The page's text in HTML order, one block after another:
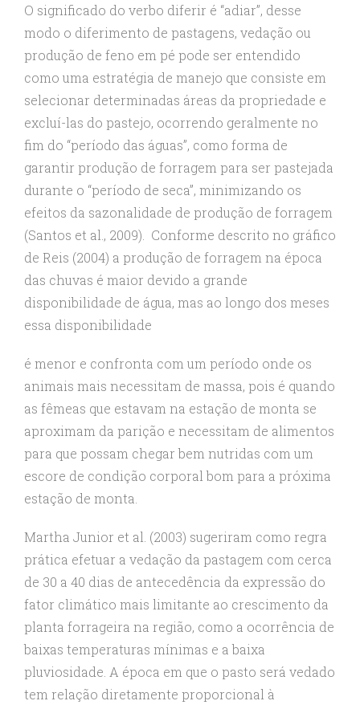
O significado do verbo diferir é “adiar”, desse
modo o diferimento de pastagens, vedação ou
produção de feno em pé pode ser entendido
como uma estratégia de manejo que consiste em
selecionar determinadas áreas da propriedade e
excluí-las do pastejo, ocorrendo geralmente no
fim do “período das águas”, como forma de
garantir produção de forragem para ser pastejada
durante o “período de seca”, minimizando os
efeitos da sazonalidade de produção de forragem
(Santos et al., 2009). Conforme descrito no gráfico
de Reis (2004) a produção de forragem na época
das chuvas é maior devido a grande
disponibilidade de água, mas ao longo dos meses
essa disponibilidade
é menor e confronta com um período onde os
animais mais necessitam de massa, pois é quando
as fêmeas que estavam na estação de monta se
aproximam da parição e necessitam de alimentos
para que possam chegar bem nutridas com um
escore de condição corporal bom para a próxima
estação de monta.
Martha Junior et al. (2003) sugeriram como regra
prática efetuar a vedação da pastagem com cerca
de 30 a 40 dias de antecedência da expressão do
fator climático mais limitante ao crescimento da
planta forrageira na região, como a ocorrência de
baixas temperaturas mínimas e a baixa
pluviosidade. A época em que o pasto será vedado
tem relação diretamente proporcional à